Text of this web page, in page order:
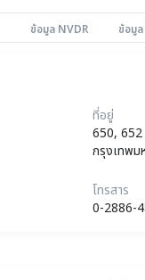
ข้อมูล NVDR ข้อมู
ที่อยู่
650, 652
กรุงเทพม
โทรสาร
0-2886-